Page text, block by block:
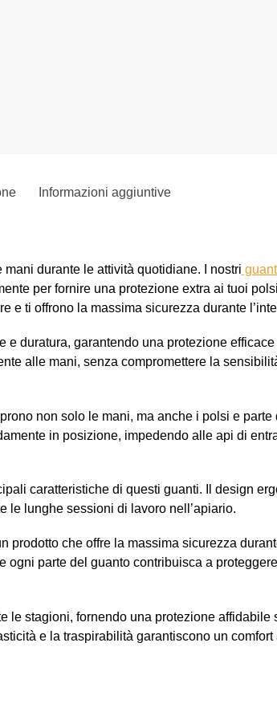
Informazioni aggiuntive
durante le attività quotidiane. I nostri
per fornire una protezione extra ai tuoi
ti offrono la massima sicurezza durante
e duratura, garantendo una protezione
alle mani, senza compromettere la
non solo le mani, ma anche i polsi e
in posizione, impedendo alle api di
caratteristiche di questi guanti. Il design
le lunghe sessioni di lavoro nell’apiario.
prodotto che offre la massima sicurezza
parte del guanto contribuisca a
le stagioni, fornendo una protezione
e la traspirabilità garantiscono un